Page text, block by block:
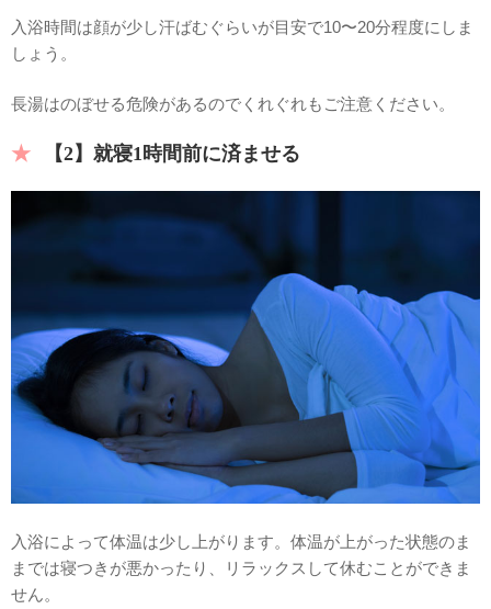
入浴時間は顔が少し汗ばむぐらいが目安で10〜20分程度にしま
しょう。
長湯はのぼせる危険があるのでくれぐれもご注意ください。
【2】就寝1時間前に済ませる
入浴によって体温は少し上がります。体温が上がった状態のま
までは寝つきが悪かったり、リラックスして休むことができま
せん。